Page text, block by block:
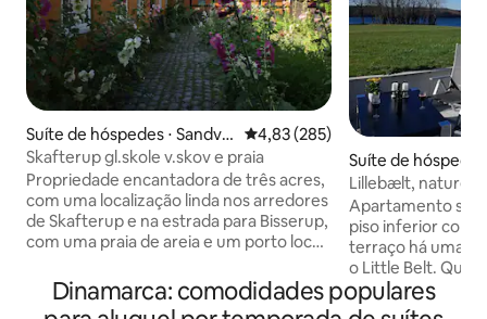
Suíte de hóspedes ⋅ Sandve
d
4,83 de uma avaliação média de
4,83 (285)
Skafterup gl.skole v.skov e praia
Propriedade encantadora de três acres,
com uma localização linda nos arredores
de Skafterup e na estrada para Bisserup,
com uma praia de areia e um porto local
com sala de estar/cozinha em plano
aberto e acesso direto ao jardim.
Suíte de
ia
Lillebælt,
muitas atrações
Apartamento
piso inferior com
terraço há uma
o Little Belt.
no chão. Grande
2, quarto,
Dinamarca: comodidades populares